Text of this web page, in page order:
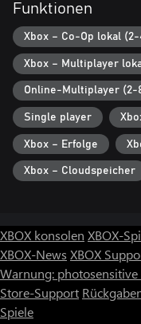
Funktionen
Xbox – Co-Op lokal (2-
Xbox – Multiplayer
Online-Multiplayer (2-
Single player
Xbox – Erfolge
Xbox – Cloudspeicher
XBOX konsolen XBOX-
XBOX-News XBOX
Warnung: photosensitive
Store-Support
Spiele